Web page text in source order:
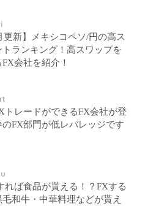
更新】メキシコペソ/円の高ス
トランキング！高スワップを
会社を紹介！
トレードができるFX会社が登
FX部門が低レバレッジです
れば食品が貰える！？FXする
和牛・中華料理などが貰え